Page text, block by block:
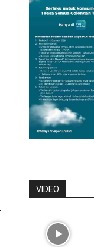
VIDEO